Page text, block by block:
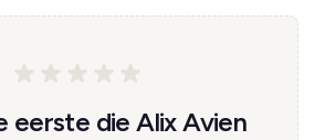
eerste die Alix Avien